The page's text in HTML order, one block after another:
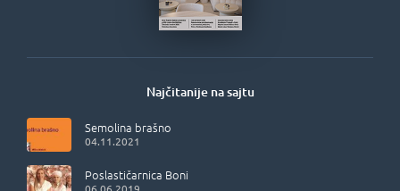
Najčitanije na sajtu
Semolina brašno
04.11.2021
Poslastičarnica Boni